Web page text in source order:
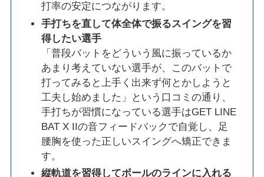
打率の安定につながります。
手打ちを直して体全体で振るスイングを習
得したい選手
「普段バットをどういう風に振っているか
あまり考えていない選手が、このバットで
打ってみると上手く出来ず何とかしようと
工夫し始めました」という口コミの通り、
手打ちが習慣になっている選手はGET LINE
BAT X IIの音フィードバックで自覚し、足
腰胸を使った正しいスイングへ矯正できま
す。
縦軌道を習得してボールのラインに入れる